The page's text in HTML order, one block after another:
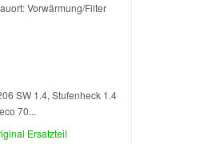
Vorwärmung/Filter
SW 1.4, Stufenheck 1.4
70...
Ersatzteil